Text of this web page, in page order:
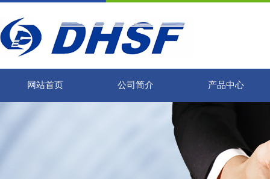
网站首页 公司简介 产品中心